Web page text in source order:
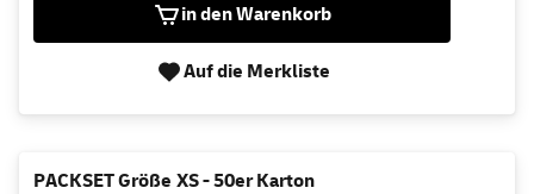
in den Warenkorb
Auf die Merkliste
PACKSET Größe XS - 50er Karton